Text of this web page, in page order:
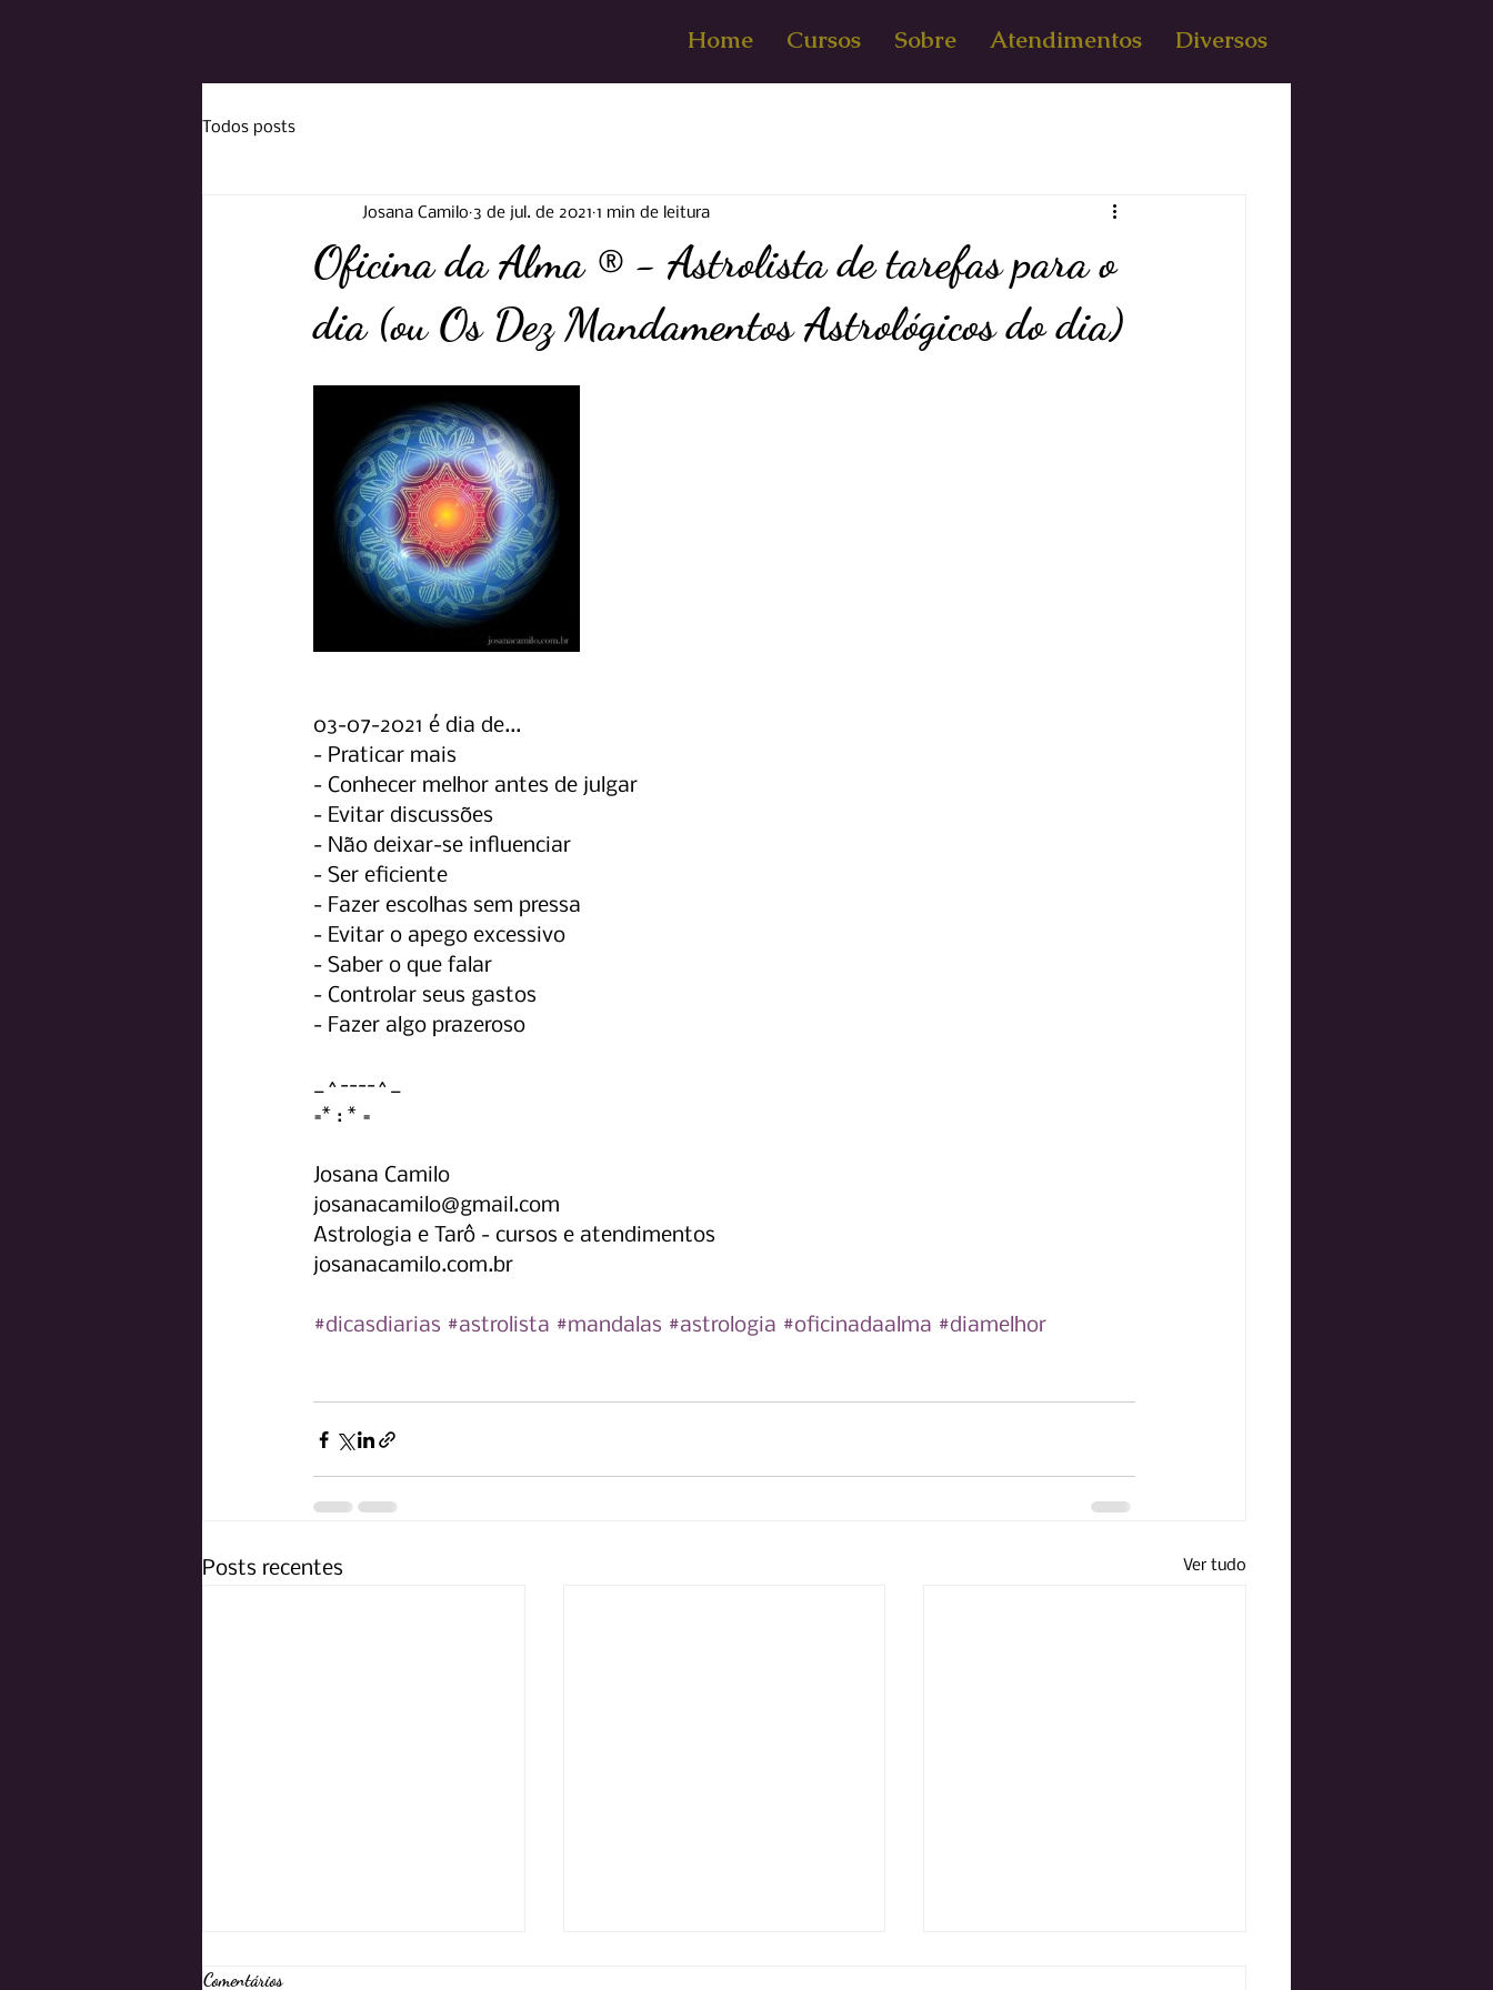
Home Cursos Sobre Atendimentos Diversos
Todos posts
Oficina da Alma ® - Astrolista de tarefas para o
dia (ou Os Dez Mandamentos Astrológicos do dia)
Josana Camilo 3 de jul. de 2021 1 min de leitura
03-07-2021 é dia de...
- Praticar mais
- Conhecer melhor antes de julgar
- Evitar discussões
- Não deixar-se influenciar
- Ser eficiente
- Fazer escolhas sem pressa
- Evitar o apego excessivo
- Saber o que falar
- Controlar seus gastos
- Fazer algo prazeroso
_^----^_
=* : * =
Josana Camilo
josanacamilo@gmail.com
Astrologia e Tarô - cursos e atendimentos
josanacamilo.com.br
#dicasdiarias #astrolista #mandalas #astrologia #oficinadaalma #diamelhor
Posts recentes Ver tudo
Comentários